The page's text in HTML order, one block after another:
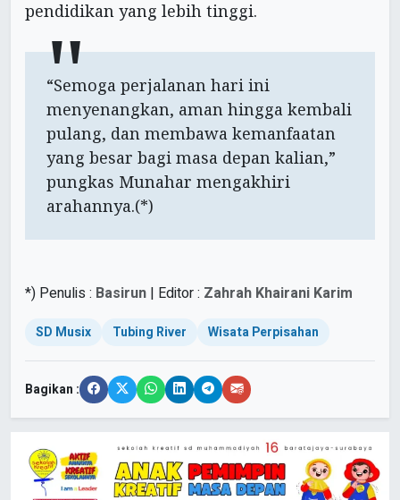
pendidikan yang lebih tinggi.
“Semoga perjalanan hari ini
menyenangkan, aman hingga kembali
pulang, dan membawa kemanfaatan
yang besar bagi masa depan kalian,”
pungkas Munahar mengakhiri
arahannya.(*)
*) Penulis : Basirun | Editor : Zahrah Khairani Karim
SD Musix Tubing River Wisata Perpisahan
Bagikan :